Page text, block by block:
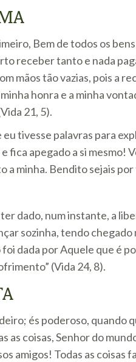
Bem de todos os
receber tanto e nada
mãos tão vazias, pois a
honra e a minha
21, 5).
tivesse palavras para
fica apegado a si mesmo!
a minha. Bendito sejais
dado, num instante, a
sozinha, tendo
foi dada por Aquele que é
(Vida 24, 8).
és poderoso, quando
as coisas, Senhor do
amigos! Todas as coisas